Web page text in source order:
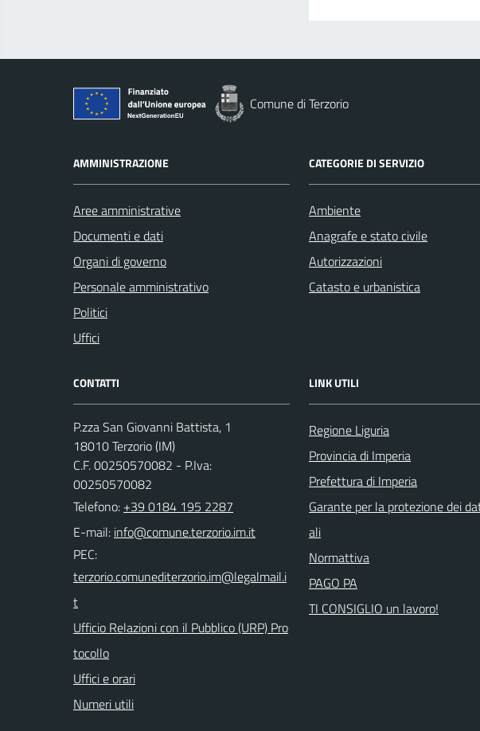
Comune di Terzorio
AMMINISTRAZIONE
Aree amministrative
Documenti e dati
Organi di governo
Personale amministrativo
Politici
Uffici
CATEGORIE DI SERVIZIO
Ambiente
Anagrafe e stato civile
Autorizzazioni
Catasto e urbanistica
CONTATTI
P.zza San Giovanni Battista, 1
18010 Terzorio (IM)
C.F. 00250570082 - P.Iva:
00250570082
Telefono: +39 0184 195 2287
E-mail:
PEC:
Ufficio Relazioni con il Pubblico (URP) Pro
tocollo
Uffici e orari
Numeri utili
LINK UTILI
Regione Liguria
Provincia di Imperia
Prefettura di Imperia
Garante per la protezione dei
ali
Normattiva
PAGO PA
TI CONSIGLIO un lavoro!